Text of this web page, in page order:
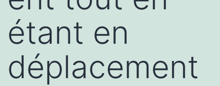
étant en
déplacement